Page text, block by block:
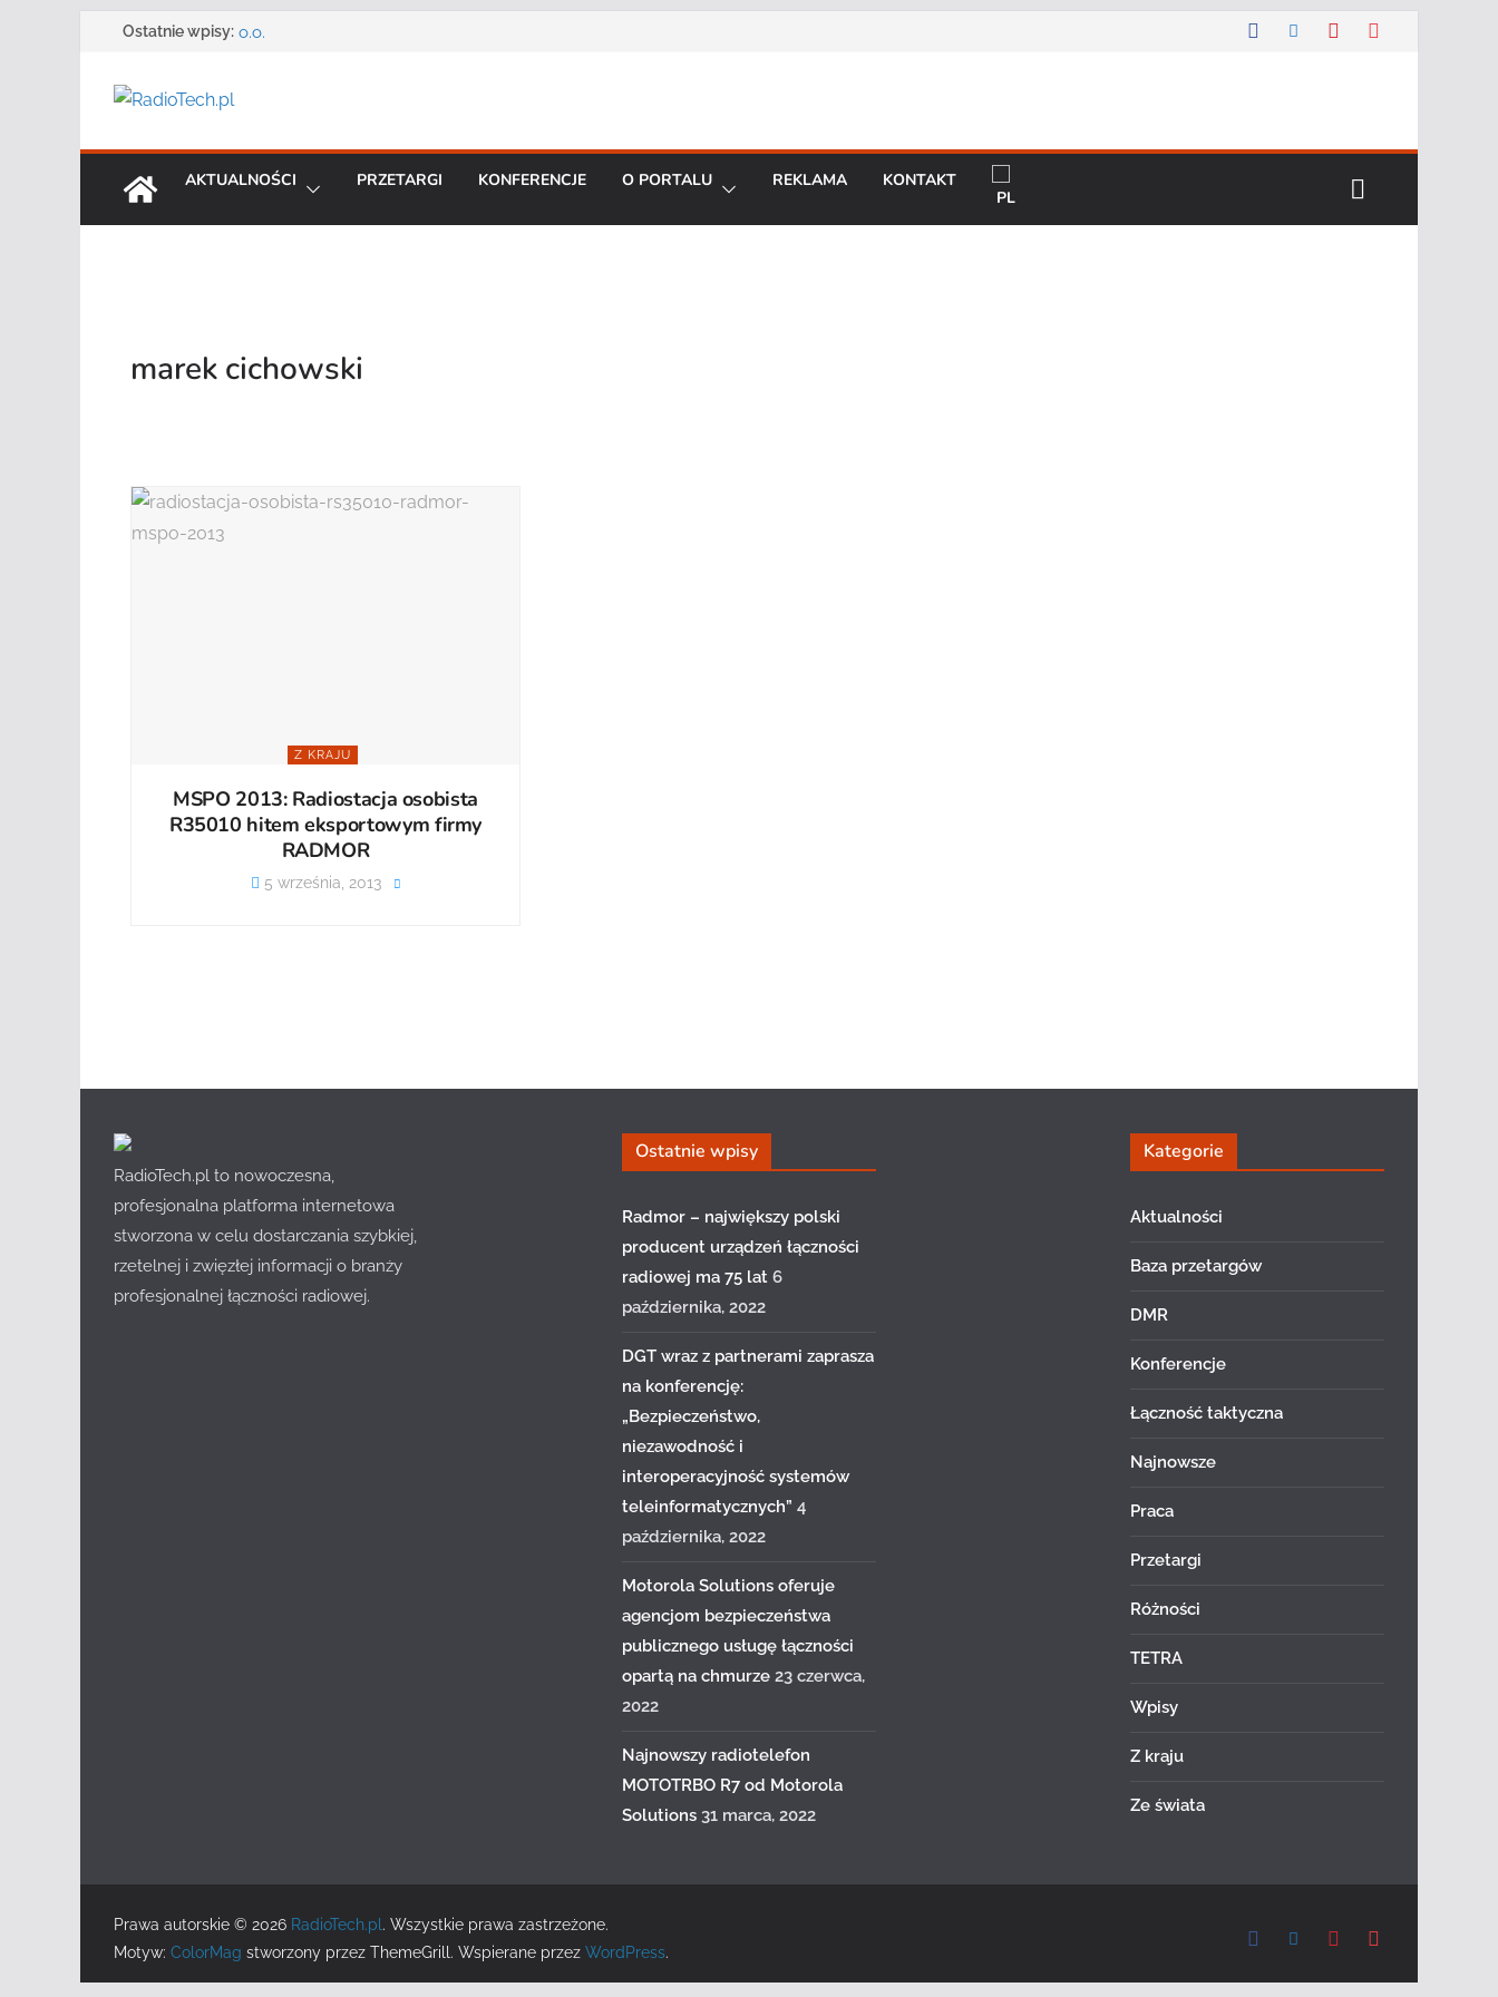
Przejdź
treści
Ostatnie wpisy:
o.o.
systemów teleinformatycznych”
Motorola Solutions oferuje agencjom bezpieczeństwa
publicznego usługę łączności opartą na chmurze
Najnowszy radiotelefon MOTOTRBO R7 od Motorola
AKTUALNOŚCI PRZETARGI KONFERENCJE O PORTALU REKLAMA KONTAKT
marek cichowski
Z KRAJU
MSPO 2013: Radiostacja osobista
R35010 hitem eksportowym firmy
RADMOR
5 września, 2013
RadioTech.pl to nowoczesna,
profesjonalna platforma internetowa
stworzona w celu dostarczania szybkiej,
rzetelnej i zwięzłej informacji o branży
profesjonalnej łączności radiowej.
Ostatnie wpisy
Radmor – największy polski
producent urządzeń łączności
radiowej ma 75 lat 6
października, 2022
DGT wraz z partnerami zaprasza
na konferencję:
„Bezpieczeństwo,
niezawodność i
interoperacyjność systemów
teleinformatycznych” 4
października, 2022
Motorola Solutions oferuje
agencjom bezpieczeństwa
publicznego usługę łączności
opartą na chmurze 23 czerwca,
2022
Najnowszy radiotelefon
MOTOTRBO R7 od Motorola
Solutions 31 marca, 2022
Kategorie
Aktualności
Baza przetargów
DMR
Konferencje
Łączność taktyczna
Najnowsze
Praca
Przetargi
Różności
TETRA
Wpisy
Z kraju
Ze świata
Prawa autorskie © 2026 RadioTech.pl . Wszystkie prawa zastrzeżone.
Motyw: ColorMag stworzony przez ThemeGrill. Wspierane przez WordPress.